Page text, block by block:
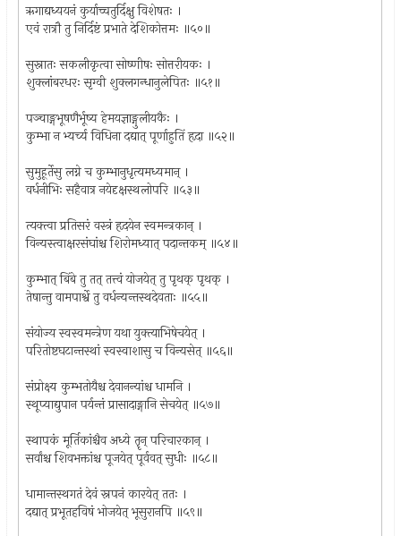
ऋगाद्यध्ययनं कुर्याच्चतुर्दिक्षु विशेषतः ।
एवं रात्रौ तु निर्दिष्टं प्रभाते देशिकोत्तमः ॥५०॥
सुस्नातः सकलीकृत्वा सोष्णीषः सोत्तरीयकः ।
शुक्लांबरधरः सृग्वी शुक्लगन्धानुलेपितः ॥५१॥
पञ्चाङ्गभूषणैर्भूष्य हेमयज्ञाङ्गुलीयकैः ।
कुम्भा न भ्यर्च्य विधिना दद्यात् पूर्णाहुतिं हृदा ॥५२॥
सुमुहूर्तेसु लग्ने च कुम्भानुधृत्यमध्यमान् ।
वर्धनीभिः सहैवात्र नयेदृक्षस्थलोपरि ॥५३॥
त्यक्त्वा प्रतिसरं वस्त्रं हृदयेन स्वमन्त्रकान् ।
विन्यस्त्वाक्षरसंघांश्च शिरोमध्यात् पदान्तकम् ॥५४॥
कुम्भात् बिंबे तु तत् तत्त्वं योजयेत् तु पृथक् पृथक् ।
तेषान्तु वामपार्श्वे तु वर्धन्यन्तस्थदेवताः ॥५५॥
संयोज्य स्वस्वमन्त्रेण यथा युक्त्याभिषेचयेत् ।
परितोष्टघटान्तस्थां स्वस्वाशासु च विन्यसेत् ॥५६॥
संप्रोक्ष्य कुम्भतोयैश्च देवानन्यांश्च धामनि ।
स्थूप्याद्युपान पर्यन्तं प्रासादाङ्गानि सेचयेत् ॥५७॥
स्थापकं मूर्तिकांश्चैव अध्ये तॄन् परिचारकान् ।
सर्वांश्च शिवभक्तांश्च पूजयेत् पूर्ववत् सुधीः ॥५८॥
धामान्तस्थगतं देवं स्नपनं कारयेत् ततः ।
दद्यात् प्रभूतहविषं भोजयेत् भूसुरानपि ॥५९॥